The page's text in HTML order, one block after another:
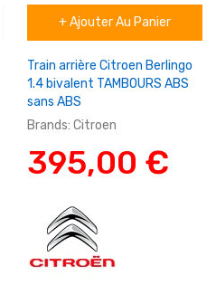
Familial
+ Ajouter Au Panier
Train arrière Citroen Berlingo
1.4 bivalent TAMBOURS ABS
sans ABS
Brands: Citroen
395,00 €